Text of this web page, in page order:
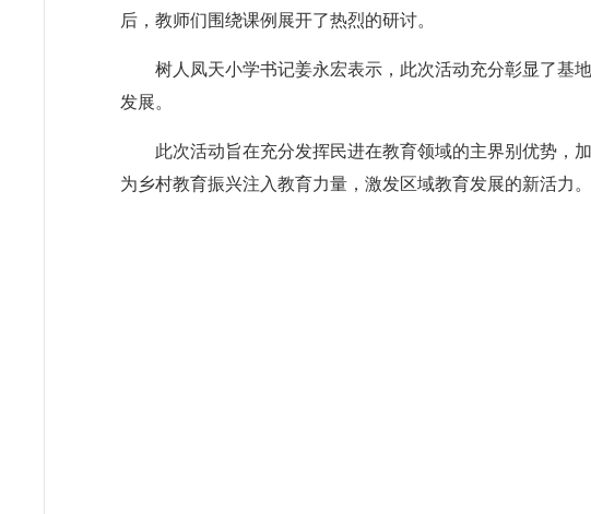
后，教师们围绕课例展开了热烈的研讨。
树人凤天小学书记姜永宏表示，此次活动充分彰显了基
发展。
此次活动旨在充分发挥民进在教育领域的主界别优势，
为乡村教育振兴注入教育力量，激发区域教育发展的新活力。